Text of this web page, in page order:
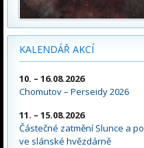
KALENDÁŘ AKCÍ
10. – 16.08.2026
Chomutov – Perseidy 2026
11. – 15.08.2026
Částečné zatmění Slunce a
ve slánské hvězdárně